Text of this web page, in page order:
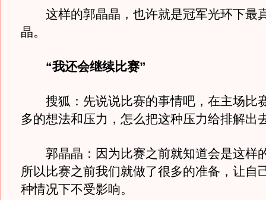
这样的郭晶晶，也许就是冠军光环下最
晶。
“我还会继续比赛”
搜狐：先说说比赛的事情吧，在主场比
多的想法和压力，怎么把这种压力给排解出
郭晶晶：因为比赛之前就知道会是这样
所以比赛之前我们就做了很多的准备，让自
种情况下不受影响。